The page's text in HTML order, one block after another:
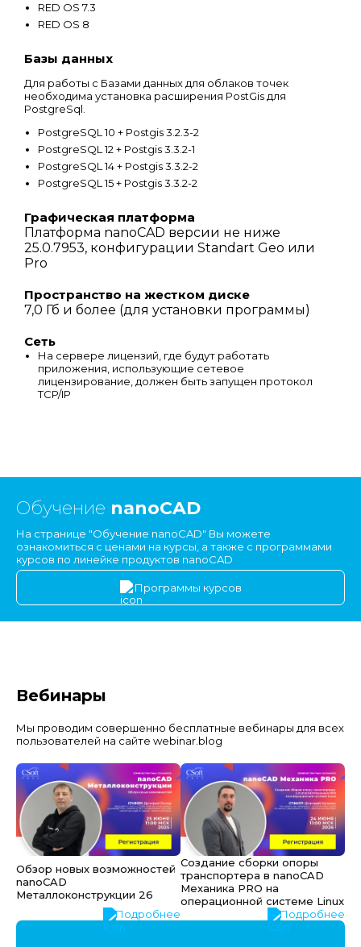
RED OS 7.3
RED OS 8
Базы данных
Для работы с Базами данных для облаков точек
необходима установка расширения PostGis для
PostgreSql.
PostgreSQL 10 + Postgis 3.2.3-2
PostgreSQL 12 + Postgis 3.3.2-1
PostgreSQL 14 + Postgis 3.3.2-2
PostgreSQL 15 + Postgis 3.3.2-2
Графическая платформа
Платформа nanoCAD версии не ниже
25.0.7953, конфигурации Standart Geo или
Pro
Пространство на жестком диске
7,0 Гб и более (для установки программы)
Сеть
На сервере лицензий, где будут работать
приложения, использующие сетевое
лицензирование, должен быть запущен протокол
TCP/IP
Обучение nanoCAD
На странице "Обучение nanoCAD" Вы можете
ознакомиться с ценами на курсы, а также с программами
курсов по линейке продуктов nanoCAD
Программы курсов
Вебинары
Мы проводим совершенно бесплатные вебинары для всех
пользователей на сайте webinar.blog
Обзор новых возможностей
nanoCAD
Металлоконструкции 26
Подробнее
Создание сборки опоры
транспортера в nanoCAD
Механика PRO на
операционной системе Linux
Подробнее